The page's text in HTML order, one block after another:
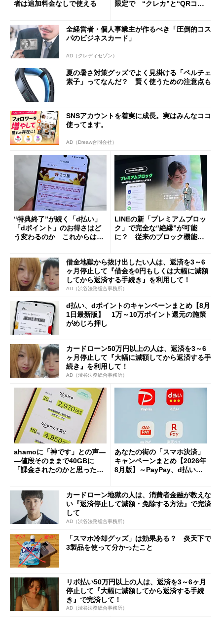
者は追加料金なしで使える
限定で “クレカ”と“QRコー
全経営者・個人事業主が作るべき「圧倒的コス
パのビジネスカード」
AD（クレディセゾン）
夏の暑さ対策グッズでよく見掛ける「ペルチェ
素子」ってなんだ？ 賢く使うための注意点も
SNSアカウントを着実に成長。実はみんなココ
使ってます。
AD（Dreaw合同会社）
“特典終了”が続く「d払い」
「dポイント」のお得さはど
う変わるのか これからは
LINEの新「プレミアムブロッ
ク」で完全な“絶縁”が可能
に？ 従来のブロック機能と
借金地獄から抜け出したい人は、返済を3～6
ヶ月停止して『借金を0円もしくは大幅に減額
してから返済する手続き』を利用して！
AD（渋谷法務総合事務所）
d払い、dポイントのキャンペーンまとめ【8月
1日最新版】 1万～10万ポイント還元の施策
がめじろ押し
カードローン50万円以上の人は、返済を3～6
ヶ月停止して『大幅に減額してから返済する手
続き』を利用して！
AD（渋谷法務総合事務所）
ahamoに「神です」との声―
―値段そのままで40GBに
「課金されたのかと思った」
あなたの街の「スマホ決済」
キャンペーンまとめ【2026年
8月版】～PayPay、d払い、a
カードローン地獄の人は、消費者金融が教えな
い『返済停止して減額・免除する方法』で完済
して
AD（渋谷法務総合事務所）
「スマホ冷却グッズ」は効果ある？ 炎天下で
3製品を使って分かったこと
リボ払い50万円以上の人は、返済を3～6ヶ月
停止して『大幅に減額してから返済する手続
き』で完済して！
AD（渋谷法務総合事務所）